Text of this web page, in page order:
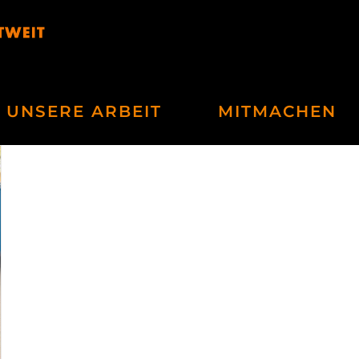
UNSERE ARBEIT MITMACHEN